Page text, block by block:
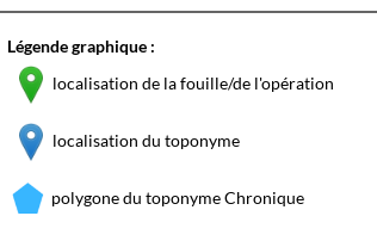
Légende graphique :
localisation de la fouille/de l'opération
localisation du toponyme
polygone du toponyme Chronique